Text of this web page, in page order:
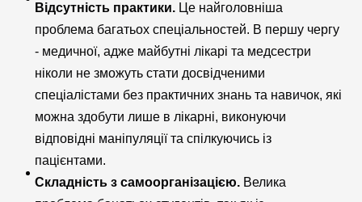
Відсутність практики. Це найголовніша
проблема багатьох спеціальностей. В першу чергу
- медичної, адже майбутні лікарі та медсестри
ніколи не зможуть стати досвідченими
спеціалістами без практичних знань та навичок, які
можна здобути лише в лікарні, виконуючи
відповідні маніпуляції та спілкуючись із
пацієнтами.
Складність з самоорганізацією. Велика